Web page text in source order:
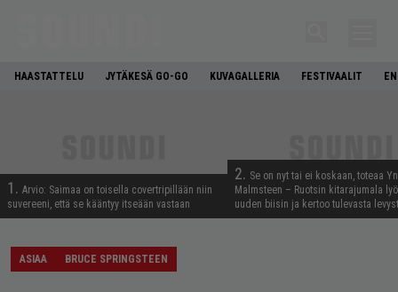
HAASTATTELU JYTÄKESÄ GO-GO KUVAGALLERIA FESTIVAALIT
1. Arvio: Saimaa on toisella covertripillään niin
suvereeni, että se kääntyy itseään vastaan
2. Se on nyt tai ei koskaan, toteaa
Malmsteen – Ruotsin kitarajumala
uuden biisin ja kertoo tulevasta
ASIAA BRUCE SPRINGSTEEN